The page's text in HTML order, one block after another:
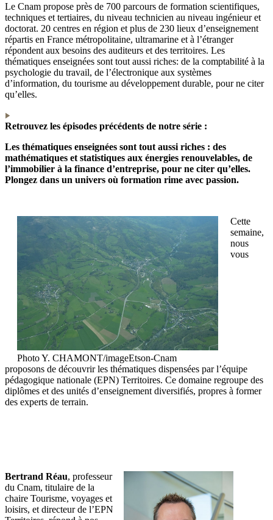
Le Cnam propose près de 700 parcours de formation scientifiques,
techniques et tertiaires, du niveau technicien au niveau ingénieur et
doctorat. 20 centres en région et plus de 230 lieux d’enseignement
répartis en France métropolitaine, ultramarine et à l’étranger
répondent aux besoins des auditeurs et des territoires. Les
thématiques enseignées sont tout aussi riches: de la comptabilité à la
psychologie du travail, de l’électronique aux systèmes
d’information, du tourisme au développement durable, pour ne citer
qu’elles.
Retrouvez les épisodes précédents de notre série :
Les thématiques enseignées sont tout aussi riches : des
mathématiques et statistiques aux énergies renouvelables, de
l’immobilier à la finance d’entreprise, pour ne citer qu’elles.
Plongez dans un univers où formation rime avec passion.
Photo Y. CHAMONT/imageEtson-Cnam
Cette
semaine,
nous
vous
proposons de découvrir les thématiques dispensées par l’équipe
pédagogique nationale (EPN) Territoires. Ce domaine regroupe des
diplômes et des unités d’enseignement diversifiés, propres à former
des experts de terrain.
Bertrand Réau, professeur
du Cnam, titulaire de la
chaire Tourisme, voyages et
loisirs, et directeur de l’EPN